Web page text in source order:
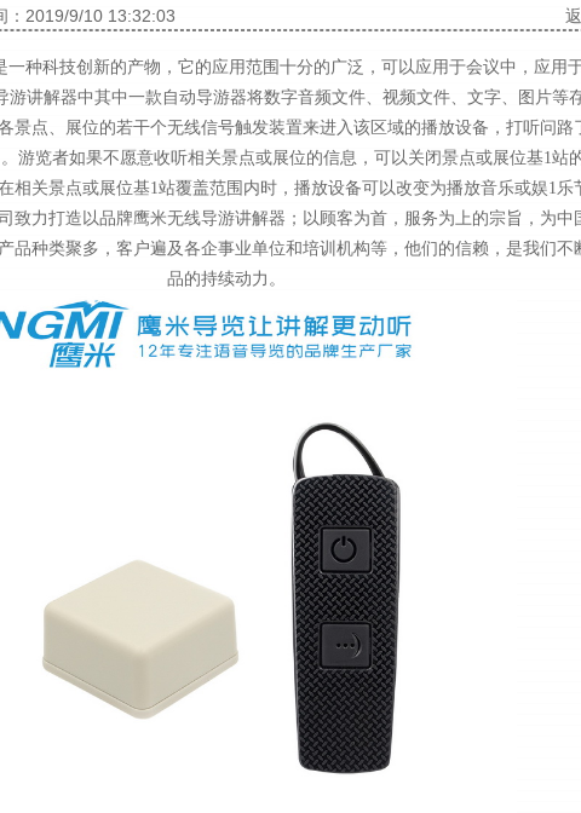
：2019/9/10 13:32:03
一种科技创新的产物，它的应用范围十分的广泛，可以应用于会议中，应用
游讲解器中其中一款自动导游器将数字音频文件、视频文件、文字、图片等
景点、展位的若干个无线信号触发装置来进入该区域的播放设备，打听问路
游览者如果不愿意收听相关景点或展位的信息，可以关闭景点或展位基1站
相关景点或展位基1站覆盖范围内时，播放设备可以改变为播放音乐或娱1乐
致力打造以品牌鹰米无线导游讲解器；以顾客为首，服务为上的宗旨，为中
品种类聚多，客户遍及各企事业单位和培训机构等，他们的信赖，是我们不
品的持续动力。